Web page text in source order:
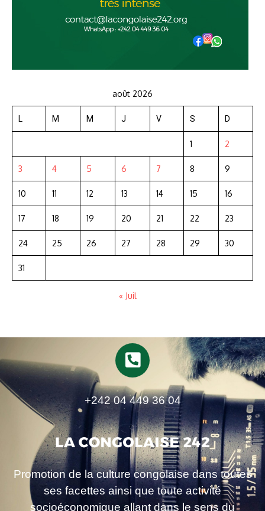
août 2026
L M M J V S D
1 2
3 4 5 6 7 8 9
10 11 12 13 14 15 16
17 18 19 20 21 22 23
24 25 26 27 28 29 30
31
« Juil
+242 04 449 36 04
Promotion de la culture congolaise dans toutes
ses facettes ainsi que toute activité
socioéconomique allant dans le sens du